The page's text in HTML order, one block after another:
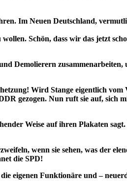
Im Neuen Deutschland,
Schön, dass wir das jetzt
Demolierern
Wird Stange eigentlich vom
gezogen. Nun ruft sie auf, sich
Weise auf ihren Plakaten
wenn sie sehen, was der
die SPD!
eigenen Funktionäre und –